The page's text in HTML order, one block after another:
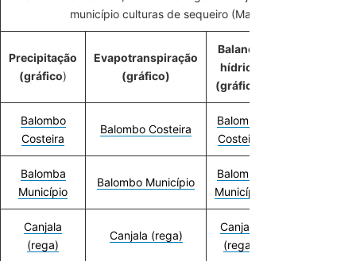
município culturas de sequeiro (Mapa)
Precipitação
(gráfico)
Evapotranspiração
(gráfico)
Balanço
hídrico
(gráfico)
Balombo
Costeira
Balombo Costeira
Balombo
Costeira
Balomba
Município
Balombo Município
Balombo
Município
Canjala
(rega)
Canjala (rega)
Canjala
(rega)